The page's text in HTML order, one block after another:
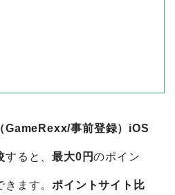
GameRexx/事前登録）iOS
すると、最大0円のポイン
きます。ポイントサイト比